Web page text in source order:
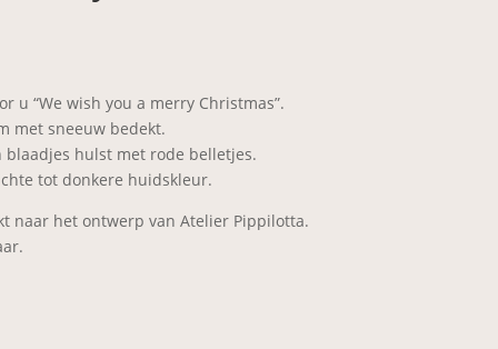
u “We wish you a merry Christmas”.
met sneeuw bedekt.
hulst met rode belletjes.
tot donkere huidskleur.
naar het ontwerp van Atelier Pippilotta.